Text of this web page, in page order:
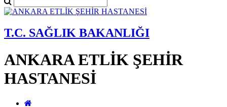
T.C. SAĞLIK BAKANLIĞI
ANKARA ETLİK ŞEHİR
HASTANESİ